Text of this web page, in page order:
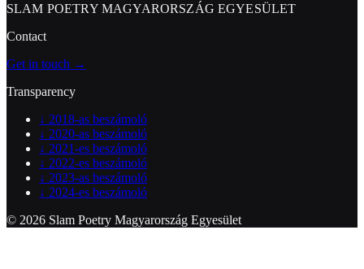
SLAM POETRY MAGYARORSZÁG EGYESÜLET
Contact
Get in touch →
Transparency
↓ 2018-as beszámoló
↓ 2020-as beszámoló
↓ 2021-es beszámoló
↓ 2022-es beszámoló
↓ 2023-as beszámoló
↓ 2024-es beszámoló
© 2026 Slam Poetry Magyarország Egyesület